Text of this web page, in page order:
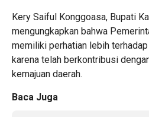
Kery Saiful Konggoasa, Bupati
mengungkapkan bahwa
memiliki perhatian lebih
karena telah berkontribusi
kemajuan daerah.
Baca Juga